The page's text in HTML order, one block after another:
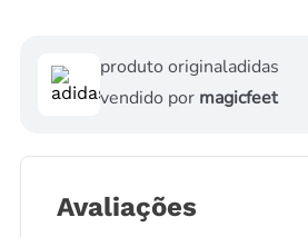
produto originaladidas
vendido por magicfeet
Avaliações